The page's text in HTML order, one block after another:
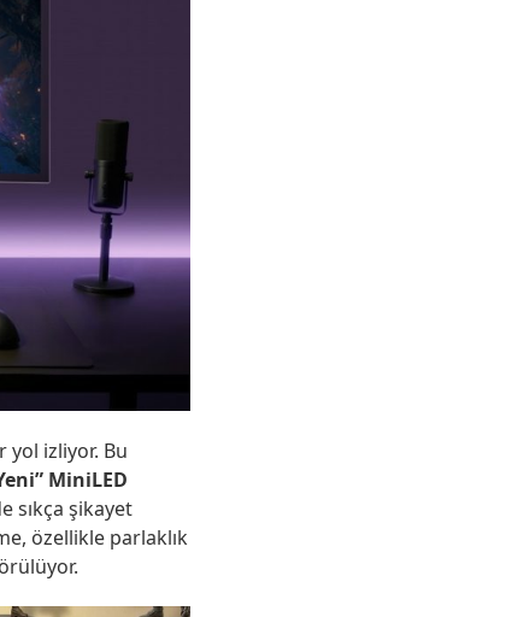
yol izliyor. Bu
MiniLED
sıkça şikayet
özellikle parlaklık